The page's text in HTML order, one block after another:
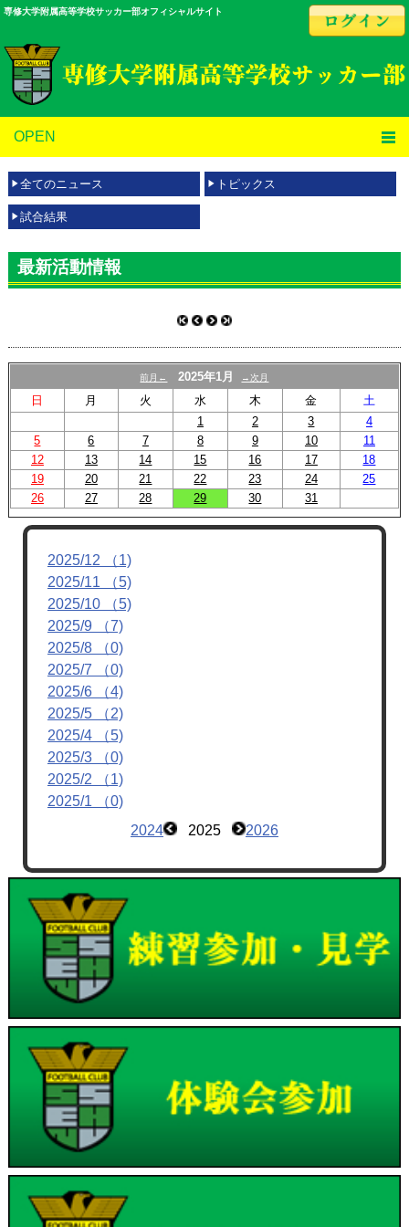
専修大学附属高等学校サッカー部オフィシャルサイト
OPEN
全てのニュース トピックス
試合結果
最新活動情報
前月← 2025年1月 →次月
日 月 火 水 木 金
土
1
2 3
4
5
6 7 8 9 10
11
12
13 14 15 16 17
18
19
20 21 22 23 24
25
26
27 28 29 30 31
2025/12 （1)
2025/11 （5)
2025/10 （5)
2025/9 （7)
2025/8 （0)
2025/7 （0)
2025/6 （4)
2025/5 （2)
2025/4 （5)
2025/3 （0)
2025/2 （1)
2025/1 （0)
2024
2025 2026